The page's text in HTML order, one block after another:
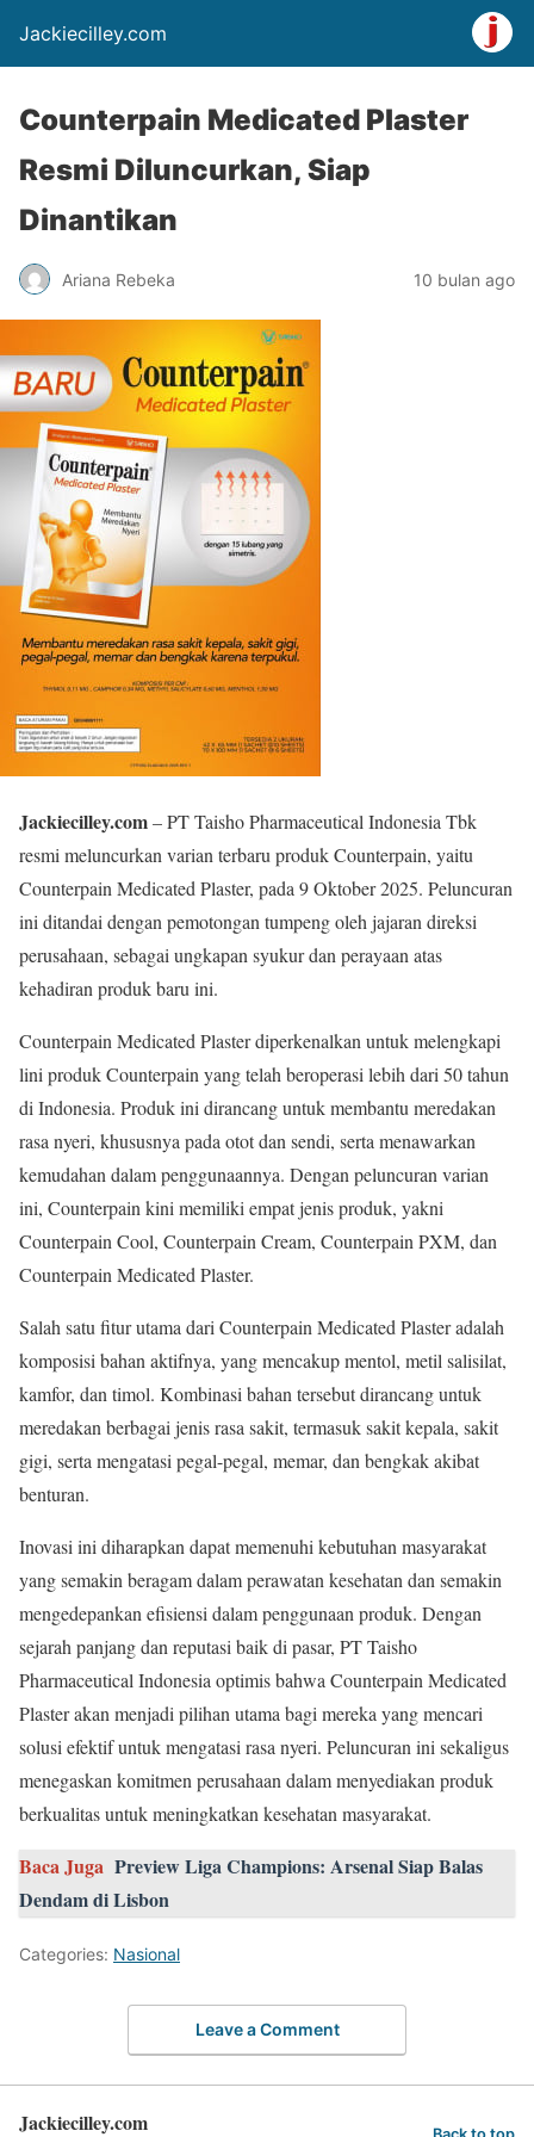
Jackiecilley.com
Counterpain Medicated Plaster
Resmi Diluncurkan, Siap
Dinantikan
Ariana Rebeka 10 bulan ago
Jackiecilley.com– PT Taisho Pharmaceutical Indonesia Tbk
resmi meluncurkan varian terbaru produk Counterpain, yaitu
Counterpain Medicated Plaster, pada 9 Oktober 2025. Peluncuran
ini ditandai dengan pemotongan tumpeng oleh jajaran direksi
perusahaan, sebagai ungkapan syukur dan perayaan atas
kehadiran produk baru ini.
Counterpain Medicated Plaster diperkenalkan untuk melengkapi
lini produk Counterpain yang telah beroperasi lebih dari 50 tahun
di Indonesia. Produk ini dirancang untuk membantu meredakan
rasa nyeri, khususnya pada otot dan sendi, serta menawarkan
kemudahan dalam penggunaannya. Dengan peluncuran varian
ini, Counterpain kini memiliki empat jenis produk, yakni
Counterpain Cool, Counterpain Cream, Counterpain PXM, dan
Counterpain Medicated Plaster.
Salah satu fitur utama dari Counterpain Medicated Plaster adalah
komposisi bahan aktifnya, yang mencakup mentol, metil salisilat,
kamfor, dan timol. Kombinasi bahan tersebut dirancang untuk
meredakan berbagai jenis rasa sakit, termasuk sakit kepala, sakit
gigi, serta mengatasi pegal-pegal, memar, dan bengkak akibat
benturan.
Inovasi ini diharapkan dapat memenuhi kebutuhan masyarakat
yang semakin beragam dalam perawatan kesehatan dan semakin
mengedepankan efisiensi dalam penggunaan produk. Dengan
sejarah panjang dan reputasi baik di pasar, PT Taisho
Pharmaceutical Indonesia optimis bahwa Counterpain Medicated
Plaster akan menjadi pilihan utama bagi mereka yang mencari
solusi efektif untuk mengatasi rasa nyeri. Peluncuran ini sekaligus
menegaskan komitmen perusahaan dalam menyediakan produk
berkualitas untuk meningkatkan kesehatan masyarakat.
Baca Juga Preview Liga Champions: Arsenal Siap Balas
Dendam di Lisbon
Categories: Nasional
Leave a Comment
Jackiecilley.com